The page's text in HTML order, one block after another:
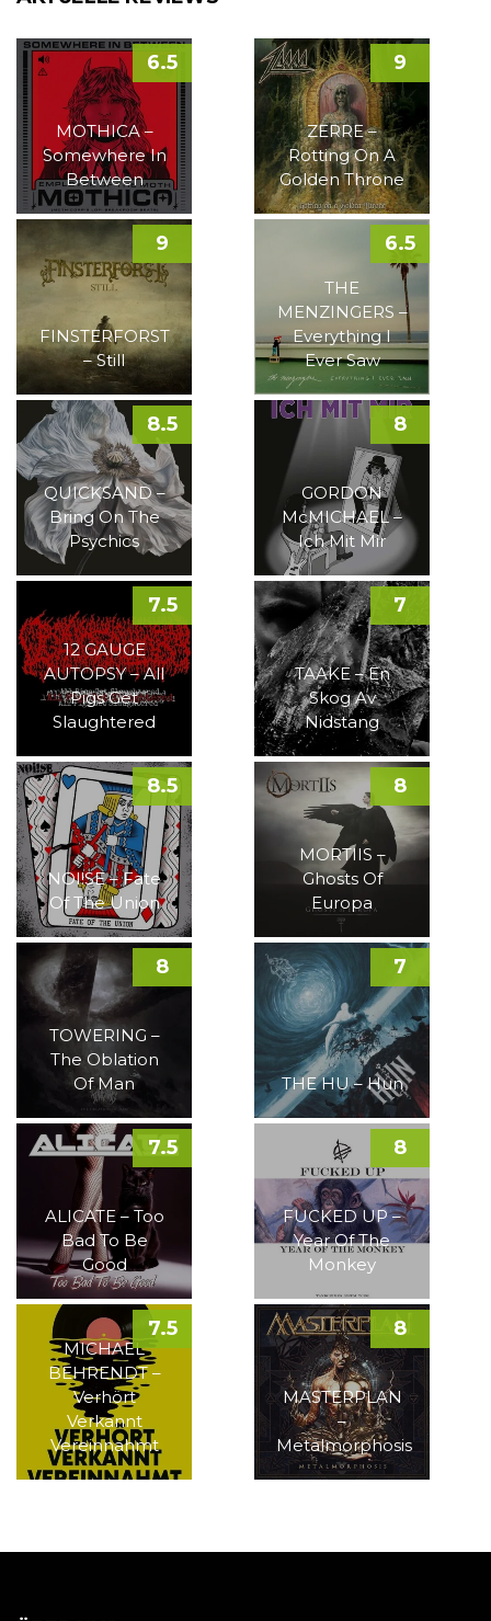
MOTHICA –
Somewhere In
Between
6.5
ZERRE –
Rotting On A
Golden Throne
9
FINSTERFORST
– Still
9
THE
MENZINGERS –
Everything I
Ever Saw
6.5
QUICKSAND –
Bring On The
Psychics
8.5
GORDON
McMICHAEL –
Ich Mit Mir
8
12 GAUGE
AUTOPSY – All
Pigs Get
Slaughtered
7.5
TAAKE – En
Skog Av
Nidstang
7
NOI!SE – Fate
Of The Union
8.5
MORTIIS –
Ghosts Of
Europa
8
TOWERING –
The Oblation
Of Man
8
THE HU – Hun
7
ALICATE – Too
Bad To Be
Good
7.5
FUCKED UP –
Year Of The
Monkey
8
MICHAEL
BEHRENDT –
Verhört
Verkannt
Vereinnahmt
7.5
MASTERPLAN
–
Metalmorphosis
8